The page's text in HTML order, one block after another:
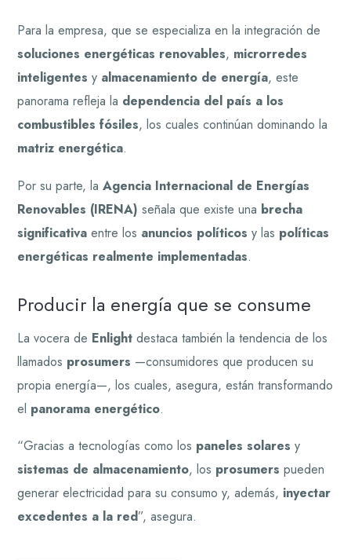
Para la empresa, que se especializa en la integración de
soluciones energéticas renovables, microrredes
inteligentes y almacenamiento de energía, este
panorama refleja la dependencia del país a los
combustibles fósiles, los cuales continúan dominando la
matriz energética.
Por su parte, laAgencia Internacional de Energías
Renovables (IRENA) señala que existe una brecha
significativa entre los anuncios políticos y las políticas
energéticas realmente implementadas.
Producir la energía que se consume
La vocera de Enlight destaca también la tendencia de los
llamados prosumers —consumidores que producen su
propia energía—, los cuales, asegura, están transformando
el panorama energético.
“Gracias a tecnologías como los paneles solares y
sistemas de almacenamiento, los prosumers pueden
generar electricidad para su consumo y, además, inyectar
excedentes a la red”, asegura.